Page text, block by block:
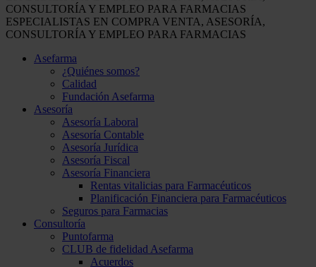
CONSULTORÍA Y EMPLEO PARA FARMACIAS
ESPECIALISTAS EN COMPRA VENTA, ASESORÍA,
CONSULTORÍA Y EMPLEO PARA FARMACIAS
Asefarma
¿Quiénes somos?
Calidad
Fundación Asefarma
Asesoría
Asesoría Laboral
Asesoría Contable
Asesoría Jurídica
Asesoría Fiscal
Asesoría Financiera
Rentas vitalicias para Farmacéuticos
Planificación Financiera para Farmacéuticos
Seguros para Farmacias
Consultoría
Puntofarma
CLUB de fidelidad Asefarma
Acuerdos